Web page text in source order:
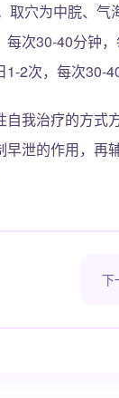
取穴为中脘、
次30-40分钟
2次，每次30-40
我治疗的方式
泄的作用，再
下